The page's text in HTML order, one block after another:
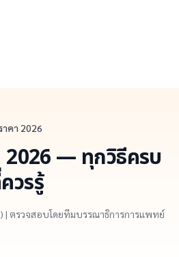
าคา 2026
2026 — ทุกวิธีครบ
วรรู้
| ตรวจสอบโดยทีมบรรณาธิการการแพทย์